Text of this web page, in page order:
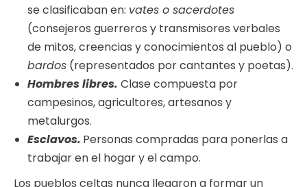
se clasificaban en: vates o sacerdotes
(consejeros guerreros y transmisores verbales
de mitos, creencias y conocimientos al pueblo) o
bardos (representados por cantantes y poetas).
Hombres libres. Clase compuesta por
campesinos, agricultores, artesanos y
metalurgos.
Esclavos. Personas compradas para ponerlas a
trabajar en el hogar y el campo.
Los pueblos celtas nunca llegaron a formar un